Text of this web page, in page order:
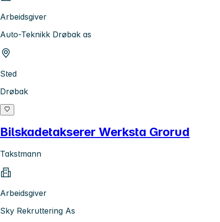
Arbeidsgiver
Auto-Teknikk Drøbak as
Sted
Drøbak
Bilskadetakserer Werksta Grorud
Takstmann
Arbeidsgiver
Sky Rekruttering As